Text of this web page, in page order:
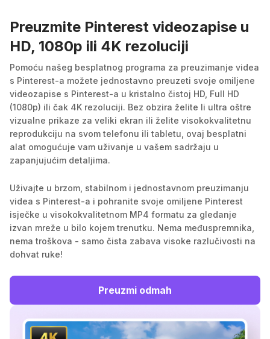
Preuzmite Pinterest videozapise u
HD, 1080p ili 4K rezoluciji
Pomoću našeg besplatnog programa za preuzimanje videa
s Pinterest-a možete jednostavno preuzeti svoje omiljene
videozapise s Pinterest-a u kristalno čistoj HD, Full HD
(1080p) ili čak 4K rezoluciji. Bez obzira želite li ultra oštre
vizualne prikaze za veliki ekran ili želite visokokvalitetnu
reprodukciju na svom telefonu ili tabletu, ovaj besplatni
alat omogućuje vam uživanje u vašem sadržaju u
zapanjujućim detaljima.
Uživajte u brzom, stabilnom i jednostavnom preuzimanju
videa s Pinterest-a i pohranite svoje omiljene Pinterest
isječke u visokokvalitetnom MP4 formatu za gledanje
izvan mreže u bilo kojem trenutku. Nema međuspremnika,
nema troškova - samo čista zabava visoke razlučivosti na
dohvat ruke!
Preuzmi odmah